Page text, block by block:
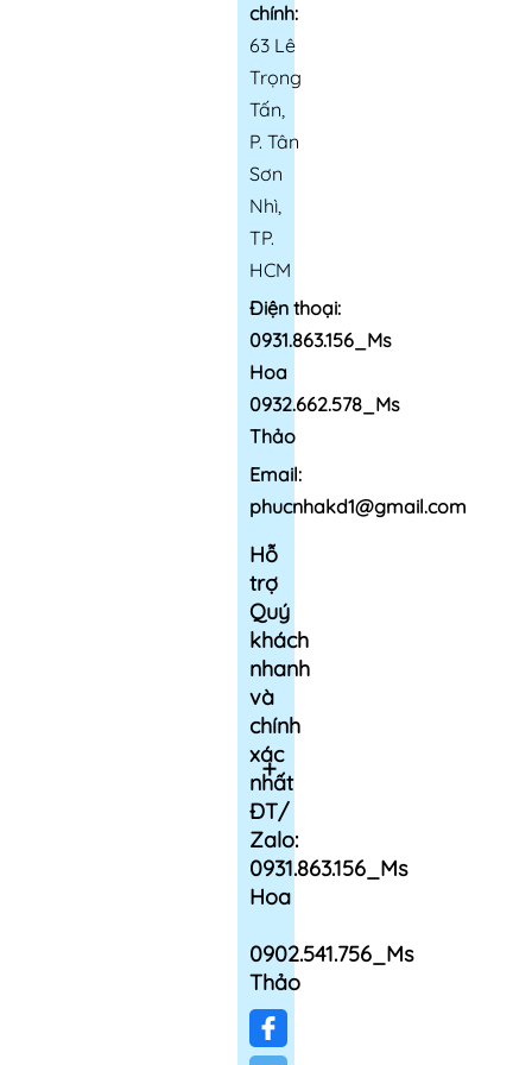
chính:
63 Lê
Trọng
Tấn,
P. Tân
Sơn
Nhì,
TP.
HCM
Điện thoại:
0931.863.156_Ms
Hoa
0932.662.578_Ms
Thảo
Email:
phucnhakd1@gmail.com
Hỗ
trợ
Quý
khách
nhanh
và
chính
xác
nhất
ĐT/
Zalo:
0931.863.156_Ms
Hoa
0902.541.756_Ms
Thảo